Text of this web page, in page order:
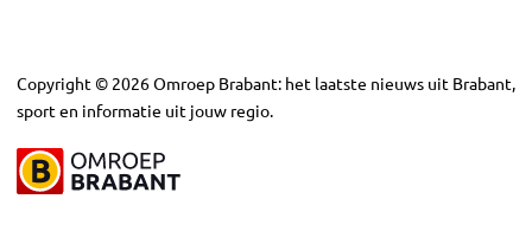
Copyright © 2026Omroep Brabant: het laatste nieuws uit Brabant,
sport en informatie uit jouw regio.